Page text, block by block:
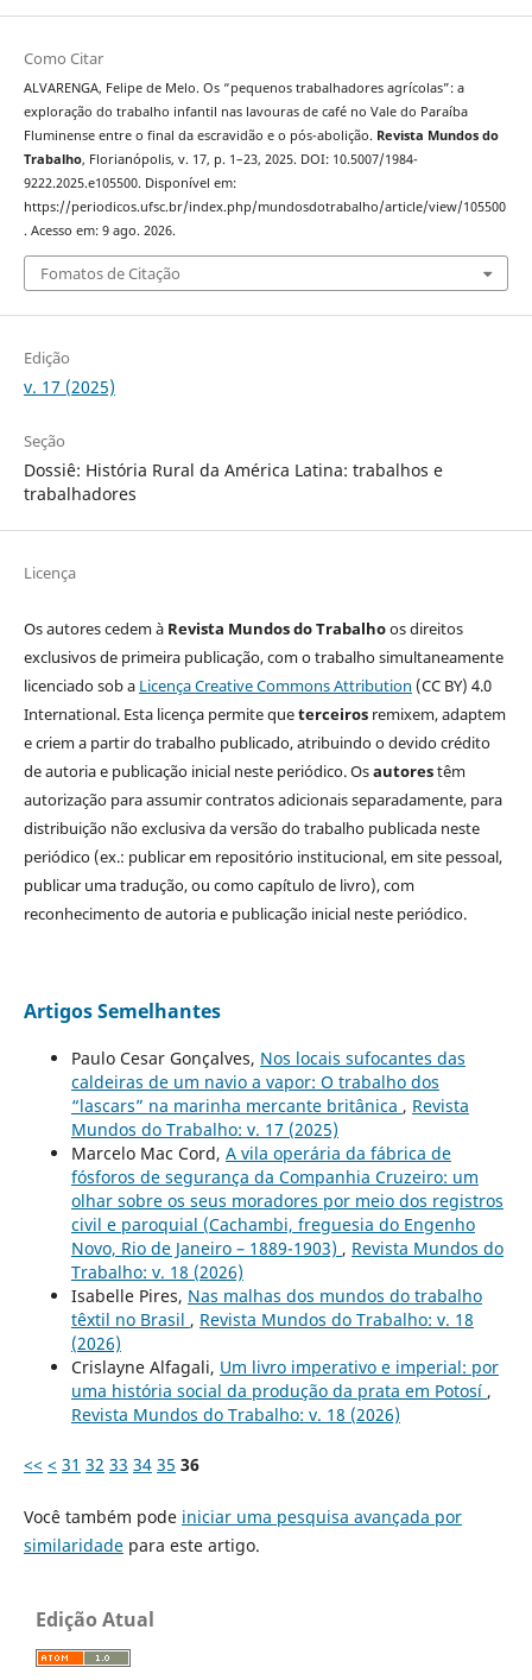
Como Citar
ALVARENGA, Felipe de Melo. Os “pequenos trabalhadores agrícolas”: a
exploração do trabalho infantil nas lavouras de café no Vale do Paraíba
Fluminense entre o final da escravidão e o pós-abolição. Revista Mundos do
Trabalho, Florianópolis, v. 17, p. 1–23, 2025. DOI: 10.5007/1984-
9222.2025.e105500. Disponível em:
https://periodicos.ufsc.br/index.php/mundosdotrabalho/article/view/105500
. Acesso em: 9 ago. 2026.
Fomatos de Citação
Edição
v. 17 (2025)
Seção
Dossiê: História Rural da América Latina: trabalhos e
trabalhadores
Licença
Os autores cedem à Revista Mundos do Trabalhoos direitos
exclusivos de primeira publicação, com o trabalho simultaneamente
licenciado sob a Licença Creative Commons Attribution (CC BY) 4.0
International. Esta licença permite queterceirosremixem, adaptem
e criem a partir do trabalho publicado, atribuindo o devido crédito
de autoria e publicação inicial neste periódico. Osautorestêm
autorização para assumir contratos adicionais separadamente, para
distribuição não exclusiva da versão do trabalho publicada neste
periódico (ex.: publicar em repositório institucional, em site pessoal,
publicar uma tradução, ou como capítulo de livro), com
reconhecimento de autoria e publicação inicial neste periódico.
Artigos Semelhantes
Paulo Cesar Gonçalves, Nos locais sufocantes das
caldeiras de um navio a vapor: O trabalho dos
“lascars” na marinha mercante britânica , Revista
Mundos do Trabalho: v. 17 (2025)
Marcelo Mac Cord, A vila operária da fábrica de
fósforos de segurança da Companhia Cruzeiro: um
olhar sobre os seus moradores por meio dos registros
civil e paroquial (Cachambi, freguesia do Engenho
Novo, Rio de Janeiro – 1889-1903) , Revista Mundos do
Trabalho: v. 18 (2026)
Isabelle Pires, Nas malhas dos mundos do trabalho
têxtil no Brasil , Revista Mundos do Trabalho: v. 18
(2026)
Crislayne Alfagali, Um livro imperativo e imperial: por
uma história social da produção da prata em Potosí ,
Revista Mundos do Trabalho: v. 18 (2026)
<< < 31 32 33 34 35 36
Você também pode iniciar uma pesquisa avançada por
similaridadepara este artigo.
Edição Atual